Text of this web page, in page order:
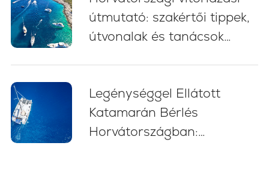
útmutató: szakértői tippek,
útvonalak és tanácsok
Legénységgel Ellátott
Katamarán Bérlés
Horvátországban: